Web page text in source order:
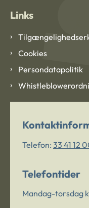
Links
Cookies
Persondatapolitik
Telefon: 33 41 12
Telefontider
Mandag-torsdag